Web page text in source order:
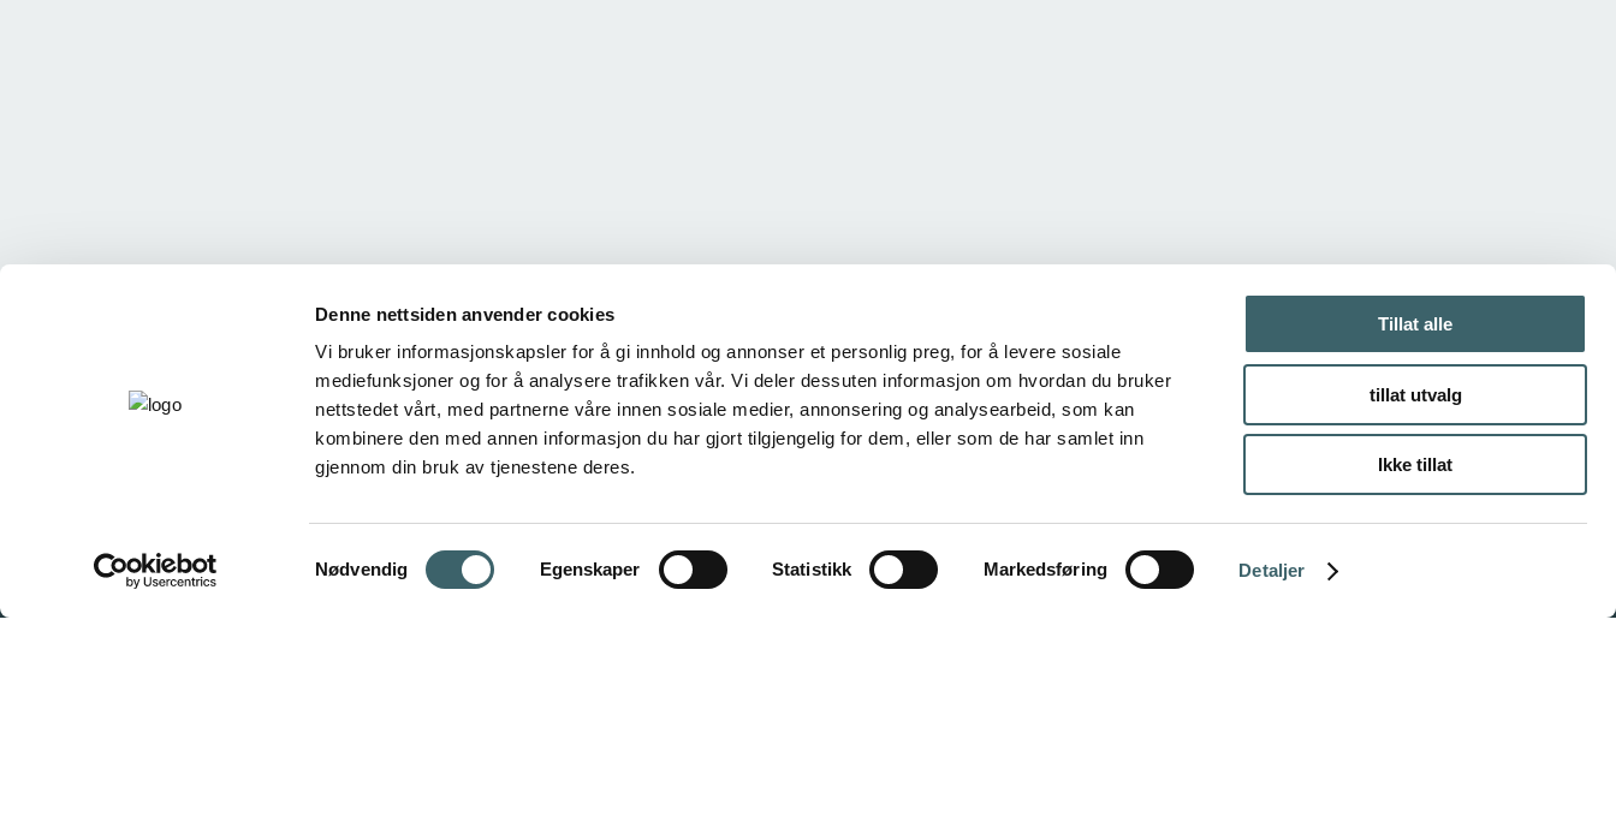
Denne nettsiden anvender cookies
Vi bruker informasjonskapsler for å gi innhold og annonser et personlig preg, for å levere sosiale
mediefunksjoner og for å analysere trafikken vår. Vi deler dessuten informasjon om hvordan du bruker
nettstedet vårt, med partnerne våre innen sosiale medier, annonsering og analysearbeid, som kan
kombinere den med annen informasjon du har gjort tilgjengelig for dem, eller som de har samlet inn
gjennom din bruk av tjenestene deres.
Samtykkevalg
Nødvendig Egenskaper Statistikk Markedsføring Detaljer
Tillat alle
tillat utvalg
Ikke tillat